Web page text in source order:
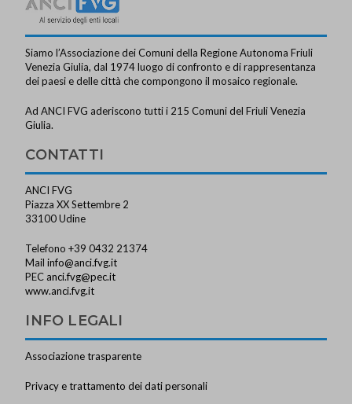
Siamo l’Associazione dei Comuni della Regione Autonoma Friuli
Venezia Giulia, dal 1974 luogo di confronto e di rappresentanza
dei paesi e delle città che compongono il mosaico regionale.
Ad ANCI FVG aderiscono tutti i 215 Comuni del Friuli Venezia
Giulia.
CONTATTI
ANCI FVG
Piazza XX Settembre 2
33100 Udine
Telefono +39 0432 21374
Mailinfo@anci.fvg.it
PEC anci.fvg@pec.it
www.anci.fvg.it
INFO LEGALI
Associazione trasparente
Privacy e trattamento dei dati personali